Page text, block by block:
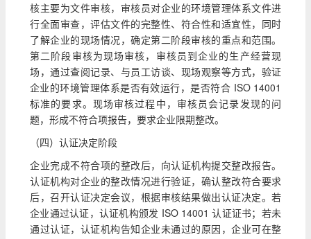
核主要为文件审核，审核员对企业的环境管理体系文件进
行全面审查，评估文件的完整性、符合性和适宜性，同时
了解企业的现场情况，确定第二阶段审核的重点和范围。
第二阶段审核为现场审核，审核员到企业的生产经营现
场，通过查阅记录、与员工访谈、现场观察等方式，验证
企业的环境管理体系是否有效运行，是否符合 ISO 14001
标准的要求。现场审核过程中，审核员会记录发现的问
题，形成不符合项报告，要求企业限期整改。
（四）认证决定阶段
企业完成不符合项的整改后，向认证机构提交整改报告。
认证机构对企业的整改情况进行验证，确认整改符合要求
后，召开认证决定会议，根据审核结果做出认证决定。若
企业通过认证，认证机构颁发 ISO 14001 认证证书；若未
通过认证，认证机构告知企业未通过的原因，企业可在整